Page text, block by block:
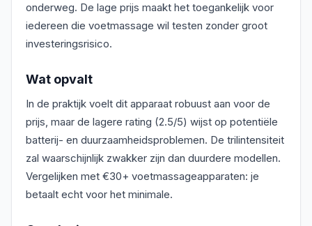
onderweg. De lage prijs maakt het toegankelijk voor
iedereen die voetmassage wil testen zonder groot
investeringsrisico.
Wat opvalt
In de praktijk voelt dit apparaat robuust aan voor de
prijs, maar de lagere rating (2.5/5) wijst op potentiële
batterij- en duurzaamheidsproblemen. De trilintensiteit
zal waarschijnlijk zwakker zijn dan duurdere modellen.
Vergelijken met €30+ voetmassageapparaten: je
betaalt echt voor het minimale.